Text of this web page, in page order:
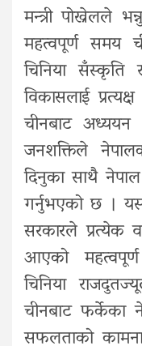
मन्त्री पोख्रेलले
महत्वपूर्ण समय
चिनिया सँस्कृति
विकासलाई
चीनबाट
जनशक्तिले
दिनुका साथै
गर्नुभएको छ ।
सरकारले प्रत्येक
आएको महत्वपूर्ण
चिनिया
चीनबाट फर्केका
सफलताको